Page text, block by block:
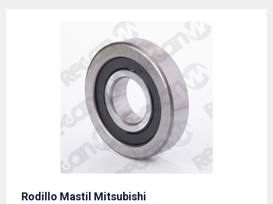
Rodillo Mastil Mitsubishi